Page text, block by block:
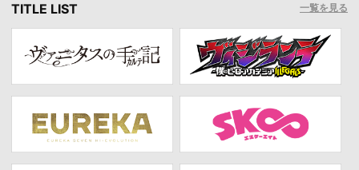
TITLE LIST 一覧を見る